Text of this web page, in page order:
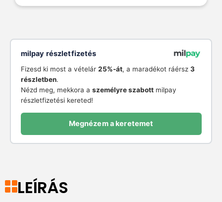
milpay részletfizetés
Fizesd ki most a vételár 25%-át, a maradékot ráérsz 3
részletben.
Nézd meg, mekkora a személyre szabottmilpay
részletfizetési kereted!
Megnézem a keretemet
LEÍRÁS